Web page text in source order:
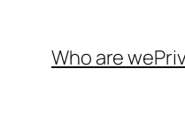
Who are we